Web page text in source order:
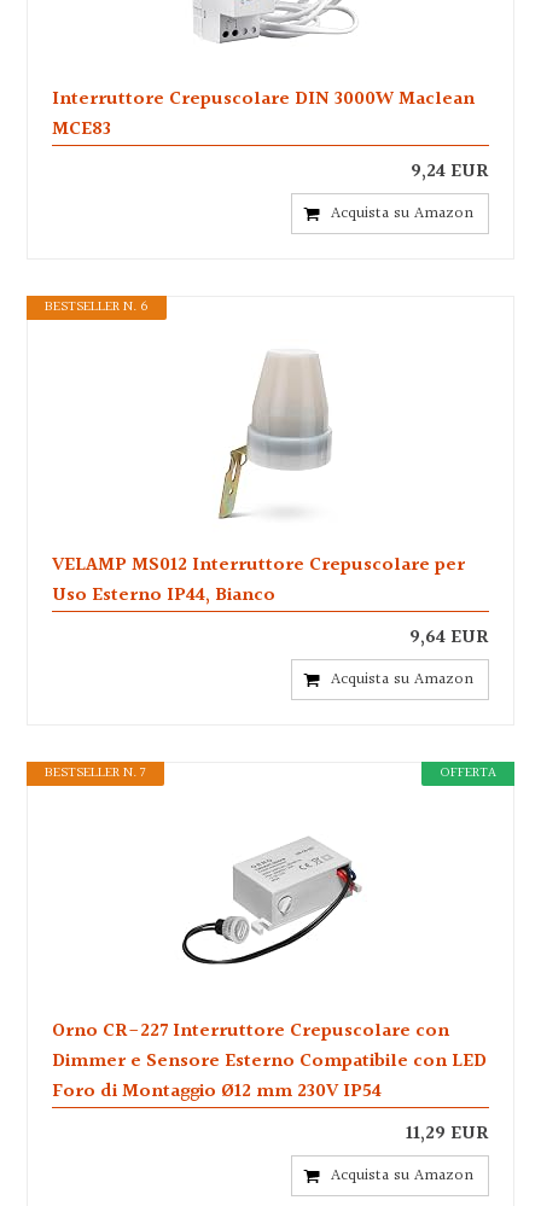
Interruttore Crepuscolare DIN 3000W Maclean
MCE83
9,24 EUR
Acquista su Amazon
BESTSELLER N. 6
VELAMP MS012 Interruttore Crepuscolare per
Uso Esterno IP44, Bianco
9,64 EUR
Acquista su Amazon
OFFERTA
BESTSELLER N. 7
Orno CR-227 Interruttore Crepuscolare con
Dimmer e Sensore Esterno Compatibile con LED
Foro di Montaggio Ø12 mm 230V IP54
11,29 EUR
Acquista su Amazon